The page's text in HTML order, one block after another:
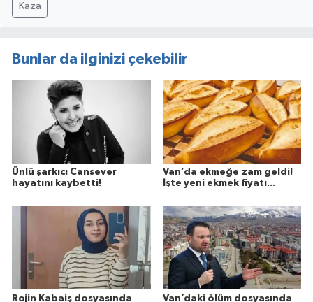
Kaza
Bunlar da ilginizi çekebilir
Ünlü şarkıcı Cansever
hayatını kaybetti!
Van’da ekmeğe zam geldi!
İşte yeni ekmek fiyatı...
Rojin Kabaiş dosyasında
Van’daki ölüm dosyasında